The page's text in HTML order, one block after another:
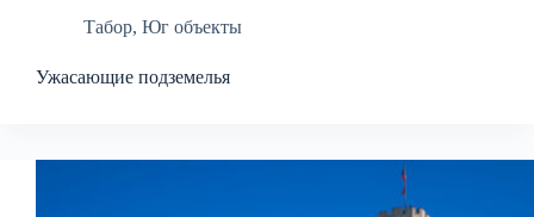
Табор, Юг объекты
Ужасающие подземелья